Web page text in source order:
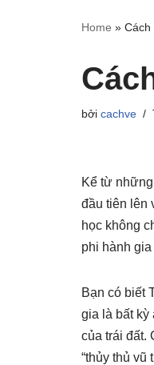
Home » Cách
bởi cachve
Kể từ
đầu tiên lên
học không
phi hành
Bạn có biết
gia là bất kỳ
của trái đất.
“thủy thủ vũ